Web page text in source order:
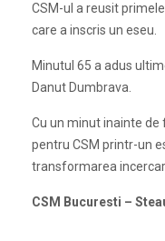
CSM-ul a reusit
care a inscris un eseu.
Minutul 65 a adus
Danut Dumbrava.
Cu un minut inainte de
pentru CSM printr-un
transformarea
CSM Bucuresti –